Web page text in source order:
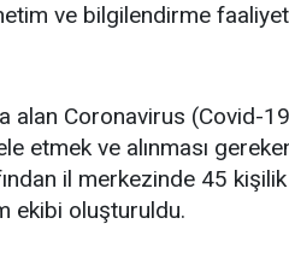
ve bilgilendirme
alan Coronavirus (Covid-
etmek ve alınması
il merkezinde 45
ekibi oluşturuldu.